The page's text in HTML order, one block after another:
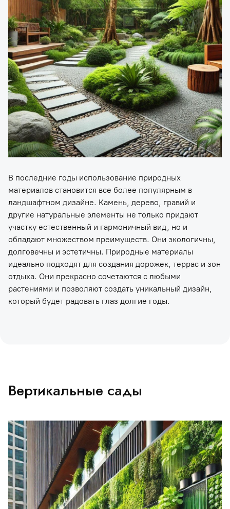
В последние годы использование природных
материалов становится все более популярным в
ландшафтном дизайне. Камень, дерево, гравий и
другие натуральные элементы не только придают
участку естественный и гармоничный вид, но и
обладают множеством преимуществ. Они экологичны,
долговечны и эстетичны. Природные материалы
идеально подходят для создания дорожек, террас и зон
отдыха. Они прекрасно сочетаются с любыми
растениями и позволяют создать уникальный дизайн,
который будет радовать глаз долгие годы.
Вертикальные сады